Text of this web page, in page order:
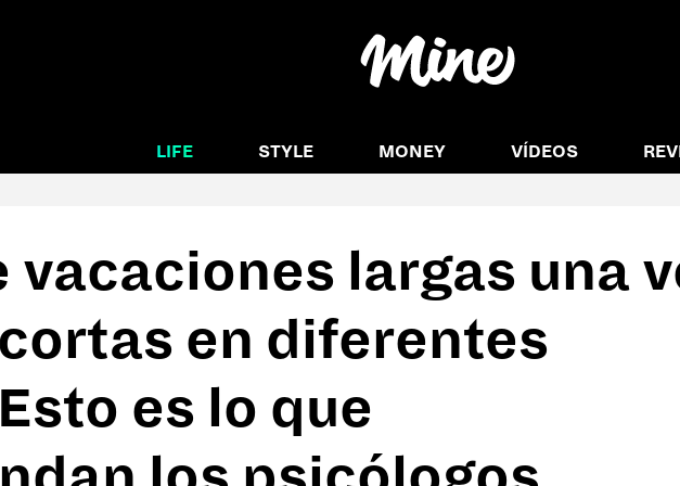
LIFE STYLE MONEY VÍDEOS
vacaciones largas una
en diferentes
es lo que
#Anti rutina
#Charlas #Sin filtro